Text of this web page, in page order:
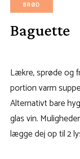
BRØD
Baguette
Lækre, sprøde og
portion varm
Alternativt bare
glas vin.
lægge dej op til 2